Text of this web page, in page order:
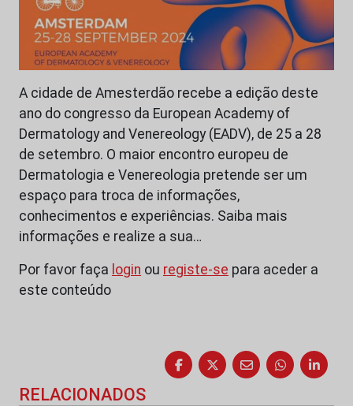
A cidade de Amesterdão recebe a edição deste
ano do congresso da European Academy of
Dermatology and Venereology (EADV), de 25 a 28
de setembro. O maior encontro europeu de
Dermatologia e Venereologia pretende ser um
espaço para troca de informações,
conhecimentos e experiências. Saiba mais
informações e realize a sua…
Por favor faça login ou registe-se para aceder a
este conteúdo
RELACIONADOS